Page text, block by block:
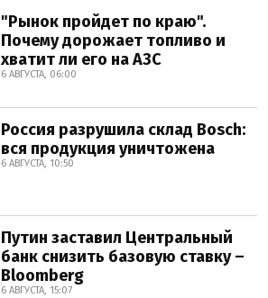
"Рынок пройдет по краю".
Почему дорожает топливо и
хватит ли его на АЗС
6 АВГУСТА, 06:00
Россия разрушила склад Bosch:
вся продукция уничтожена
6 АВГУСТА, 10:50
Путин заставил Центральный
банк снизить базовую ставку –
Bloomberg
6 АВГУСТА, 15:07